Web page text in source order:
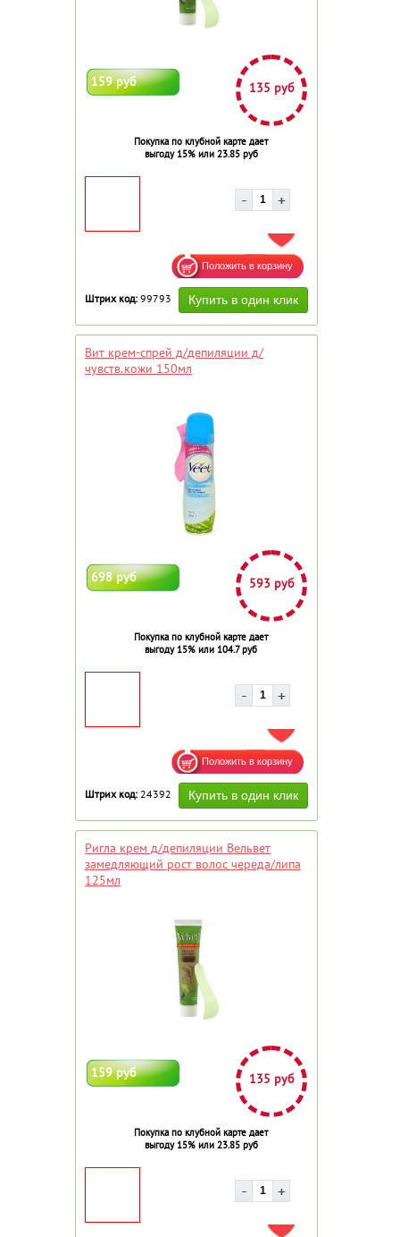
159 руб 135 руб
Покупка по клубной карте дает
выгоду 15% или 23.85 руб
ДОБАВИТЬ В ИЗБРАННОЕ
Штрих код: 99793
Вит крем-спрей д/депиляции д/
чувств.кожи 150мл
698 руб 593 руб
Покупка по клубной карте дает
выгоду 15% или 104.7 руб
ДОБАВИТЬ В ИЗБРАННОЕ
Штрих код: 24392
Ригла крем д/депиляции Вельвет
замедляющий рост волос череда/липа
125мл
159 руб 135 руб
Покупка по клубной карте дает
выгоду 15% или 23.85 руб
ДОБАВИТЬ В ИЗБРАННОЕ